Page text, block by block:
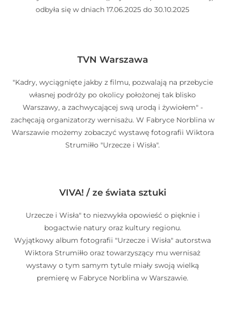
odbyła się w dniach 17.06.2025 do 30.10.2025
TVN Warszawa
"Kadry, wyciągnięte jakby z filmu, pozwalają na przebycie
własnej podróży po okolicy położonej tak blisko
Warszawy, a zachwycającej swą urodą i żywiołem" -
zachęcają organizatorzy wernisażu. W Fabryce Norblina w
Warszawie możemy zobaczyć wystawę fotografii Wiktora
Strumiłło "Urzecze i Wisła".
VIVA! / ze świata sztuki
Urzecze i Wisła" to niezwykła opowieść o pięknie i
bogactwie natury oraz kultury regionu.
Wyjątkowy album fotografii "Urzecze i Wisła" autorstwa
Wiktora Strumiłło oraz towarzyszący mu wernisaż
wystawy o tym samym tytule miały swoją wielką
premierę w Fabryce Norblina w Warszawie.